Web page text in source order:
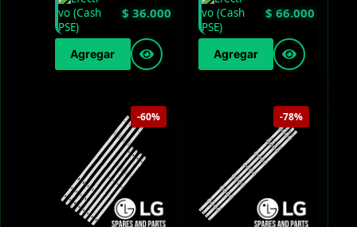
$ 36.000
Agregar
$ 66.000
Agregar
-60% -78%